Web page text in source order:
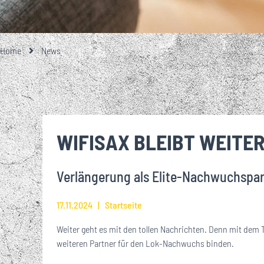
GESCHICHTE
VEREINSHISTORIE
EHRENMITGLIEDER
BREITENSPORT
WIRTSCHAFTSRAT
JOBS
LOK
TEAMFOTO
EISENBAHNER-TALENTE-SCHULE
FUSSBALLSCHULE
LOKRUF
GROSSE UND
Home
News
WIFISAX BLEIBT
Verlängerung als Elite-
17.11.2024 Startseite
Weiter geht es mit den tollen Nachrichten. Denn mit
weiteren Partner für den Lok-Nachwuchs binden.